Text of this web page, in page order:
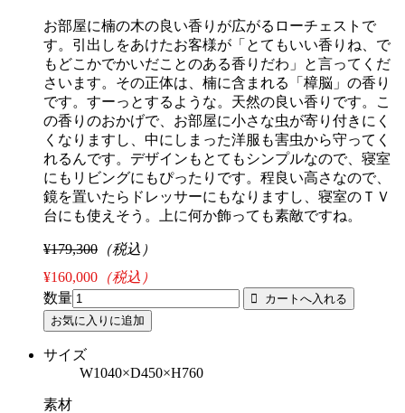
お部屋に楠の木の良い香りが広がるローチェストで
す。引出しをあけたお客様が「とてもいい香りね、で
もどこかでかいだことのある香りだわ」と言ってくだ
さいます。その正体は、楠に含まれる「樟脳」の香り
です。すーっとするような。天然の良い香りです。こ
の香りのおかげで、お部屋に小さな虫が寄り付きにく
くなりますし、中にしまった洋服も害虫から守ってく
れるんです。デザインもとてもシンプルなので、寝室
にもリビングにもぴったりです。程良い高さなので、
鏡を置いたらドレッサーにもなりますし、寝室のＴＶ
台にも使えそう。上に何か飾っても素敵ですね。
¥179,300 （税込）
¥160,000 （税込）
数量
サイズ
W1040×D450×H760
素材